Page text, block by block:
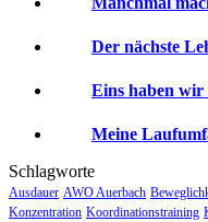
Der nächste
Eins haben wir
Meine
Schlagworte
Ausdauer AWO Auerbach
Konzentration Koordinationstraining